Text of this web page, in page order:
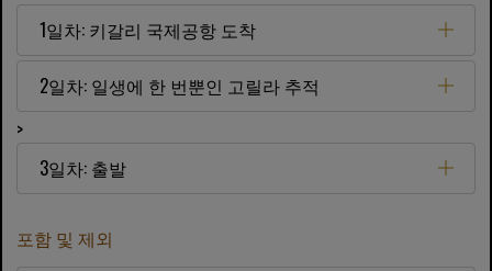
1일차: 키갈리 국제공항 도착
2일차: 일생에 한 번뿐인 고릴라 추적
>
3일차: 출발
포함 및 제외